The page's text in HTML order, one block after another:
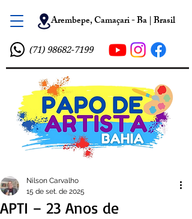
Arembepe, Camaçari - Ba | Brasil
(71) 98682-7199
APTI – 23 Anos de
Nilson Carvalho
15 de set. de 2025